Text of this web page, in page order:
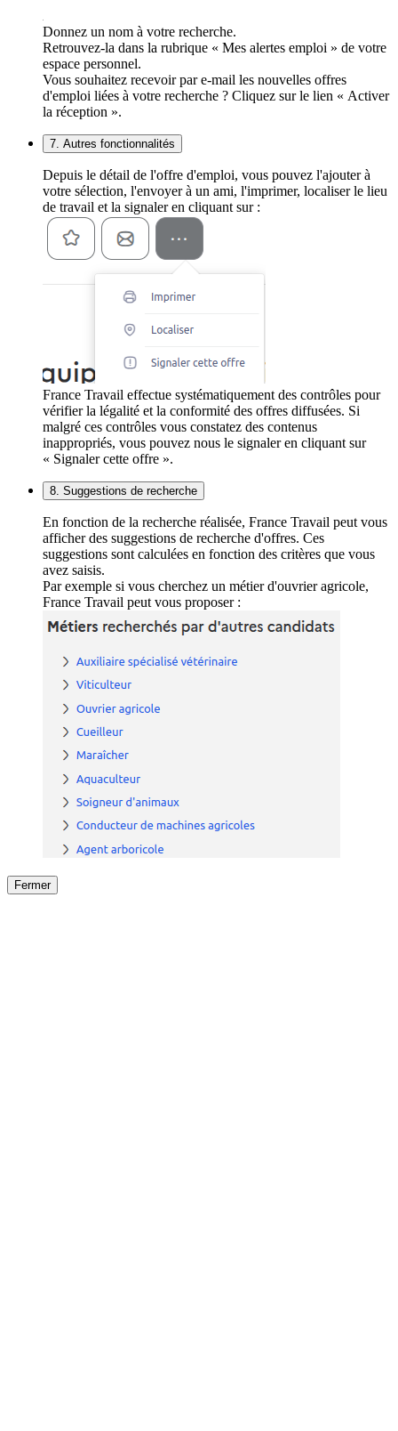
Donnez un nom à votre recherche.
Retrouvez-la dans la rubrique « Mes alertes emploi » de votre
espace personnel.
Vous souhaitez recevoir par e-mail les nouvelles offres
d'emploi liées à votre recherche ? Cliquez sur le lien « Activer
la réception ».
7. Autres fonctionnalités
Depuis le détail de l'offre d'emploi, vous pouvez l'ajouter à
votre sélection, l'envoyer à un ami, l'imprimer, localiser le lieu
de travail et la signaler en cliquant sur :
France Travail effectue systématiquement des contrôles pour
vérifier la légalité et la conformité des offres diffusées. Si
malgré ces contrôles vous constatez des contenus
inappropriés, vous pouvez nous le signaler en cliquant sur
« Signaler cette offre ».
8. Suggestions de recherche
En fonction de la recherche réalisée, France Travail peut vous
afficher des suggestions de recherche d'offres. Ces
suggestions sont calculées en fonction des critères que vous
avez saisis.
Par exemple si vous cherchez un métier d'ouvrier agricole,
France Travail peut vous proposer :
Fermer